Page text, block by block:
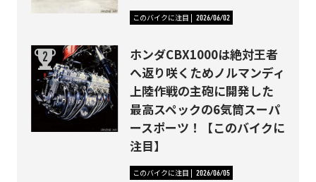
このバイクに注目 2026/06/02
ホンダCBX1000は絶対王者
へ返り咲くためノルマンディ
上陸作戦の主砲に開発した
最高スペックの6気筒スーパ
ースポーツ！【このバイクに
注目】
このバイクに注目 2026/06/05